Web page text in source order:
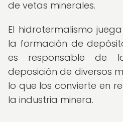
de vetas minerales.
El hidrotermalismo
la formación de
es responsable de
deposición de diversos
lo que los convierte en
la industria minera.